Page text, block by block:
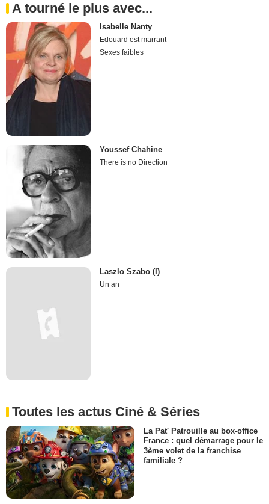
A tourné le plus avec...
Isabelle Nanty
Edouard est marrant
Sexes faibles
Youssef Chahine
There is no Direction
Laszlo Szabo (I)
Un an
Toutes les actus Ciné & Séries
La Pat' Patrouille au box-office
France : quel démarrage pour le
3ème volet de la franchise
familiale ?